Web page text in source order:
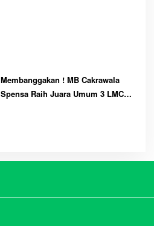
Membanggakan ! MB Cakrawala
Spensa Raih Juara Umum 3 LMC